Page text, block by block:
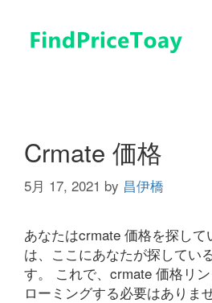
Crmate 価格
5月 17, 2021 by 昌伊橋
あなたはcrmate 価格を探し
は、ここにあなたが探してい
す。 これで、crmate 価格リ
ローミングする必要はありませ